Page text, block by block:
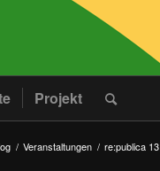
Projekt
/ Veranstaltungen / re:publica 13